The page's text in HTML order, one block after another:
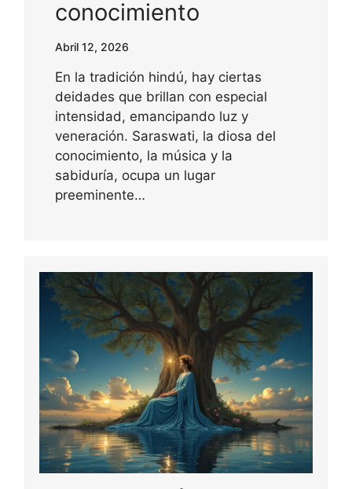
conocimiento
Abril 12, 2026
En la tradición hindú, hay ciertas
deidades que brillan con especial
intensidad, emancipando luz y
veneración. Saraswati, la diosa del
conocimiento, la música y la
sabiduría, ocupa un lugar
preeminente…